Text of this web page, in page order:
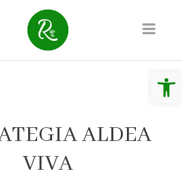
Abrir
ALDEA
VIVA